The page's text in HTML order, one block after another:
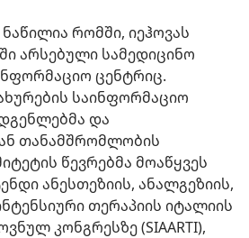
რომში, იეჰოვას
არსებული სამედიცინო
ცენტრიც.
საინფორმაციო
და
თანამშრომლობის
წევრებმა მოაწყვეს
ანესთეზიის, ანალგეზიის,
თერაპიის იტალიის
კონგრესზე (SIAARTI),